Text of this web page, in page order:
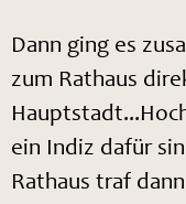
Dann ging es
zum Rathaus
ein Indiz dafür
Rathaus traf